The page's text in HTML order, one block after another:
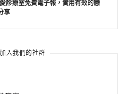
診療室免費電子報，實用有效的戀
享
入我們的社群